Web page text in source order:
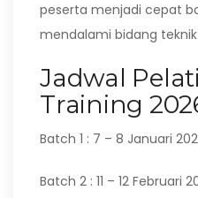
peserta menjadi cepat
mendalami bidang teknik
Jadwal
Training
Batch 1 : 7 – 8 Januari
Batch 2 : 11 – 12 Februari